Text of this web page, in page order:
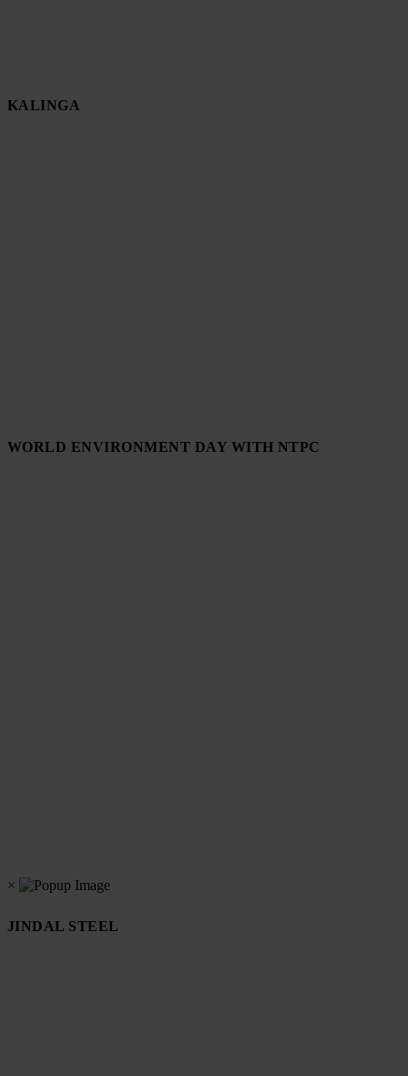
KALINGA
WORLD ENVIRONMENT DAY WITH NTPC
×
JINDAL STEEL